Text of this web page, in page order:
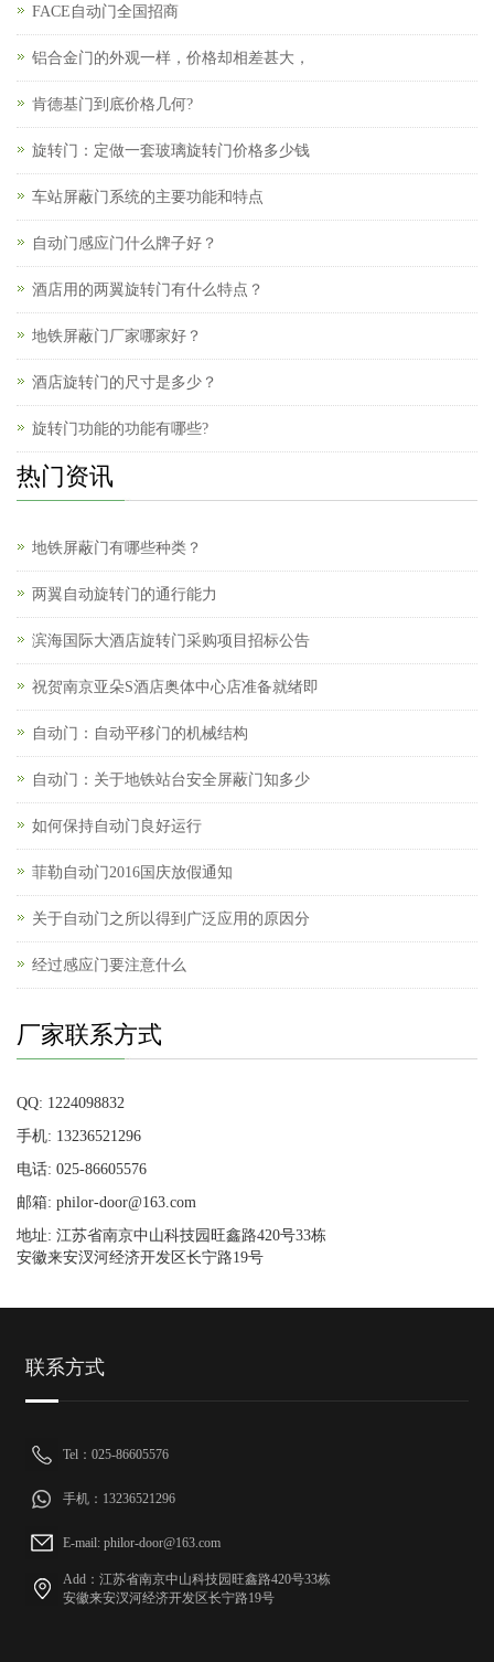
FACE自动门全国招商
铝合金门的外观一样，价格却相差甚大，
肯德基门到底价格几何?
旋转门：定做一套玻璃旋转门价格多少钱
车站屏蔽门系统的主要功能和特点
自动门感应门什么牌子好？
酒店用的两翼旋转门有什么特点？
地铁屏蔽门厂家哪家好？
酒店旋转门的尺寸是多少？
旋转门功能的功能有哪些?
热门资讯
地铁屏蔽门有哪些种类？
两翼自动旋转门的通行能力
滨海国际大酒店旋转门采购项目招标公告
祝贺南京亚朵S酒店奥体中心店准备就绪即
自动门：自动平移门的机械结构
自动门：关于地铁站台安全屏蔽门知多少
如何保持自动门良好运行
菲勒自动门2016国庆放假通知
关于自动门之所以得到广泛应用的原因分
经过感应门要注意什么
厂家联系方式
QQ: 1224098832
手机: 13236521296
电话: 025-86605576
邮箱: philor-door@163.com
地址: 江苏省南京中山科技园旺鑫路420号33栋
安徽来安汊河经济开发区长宁路19号
联系方式
Tel：025-86605576
手机：13236521296
E-mail: philor-door@163.com
Add：江苏省南京中山科技园旺鑫路420号33栋
安徽来安汊河经济开发区长宁路19号